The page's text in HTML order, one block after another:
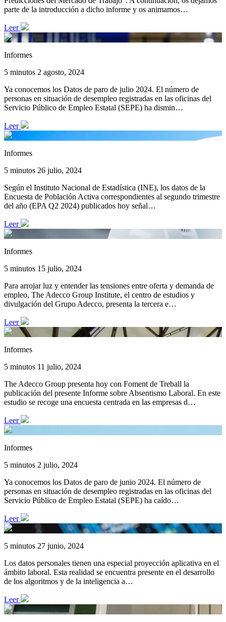
parte de la introducción a dicho informe y os animamos…
Leer
Informes
5 minutos 2 agosto, 2024
Ya conocemos los Datos de paro de julio 2024. El número de
personas en situación de desempleo registradas en las oficinas del
Servicio Público de Empleo Estatal (SEPE) ha dismin…
Leer
Informes
5 minutos 26 julio, 2024
Según el Instituto Nacional de Estadística (INE), los datos de la
Encuesta de Población Activa correspondientes al segundo trimestre
del año (EPA Q2 2024) publicados hoy señal…
Leer
Informes
5 minutos 15 julio, 2024
Para arrojar luz y entender las tensiones entre oferta y demanda de
empleo, The Adecco Group Institute, el centro de estudios y
divulgación del Grupo Adecco, presenta la tercera e…
Leer
Informes
5 minutos 11 julio, 2024
The Adecco Group presenta hoy con Foment de Treball la
publicación del presente Informe sobre Absentismo Laboral. En este
estudio se recoge una encuesta centrada en las empresas d…
Leer
Informes
5 minutos 2 julio, 2024
Ya conocemos los Datos de paro de junio 2024. El número de
personas en situación de desempleo registradas en las oficinas del
Servicio Público de Empleo Estatal (SEPE) ha caído…
Leer
5 minutos 27 junio, 2024
Los datos personales tienen una especial proyección aplicativa en el
ámbito laboral. Esta realidad se encuentra presente en el desarrollo
de los algoritmos y de la inteligencia a…
Leer